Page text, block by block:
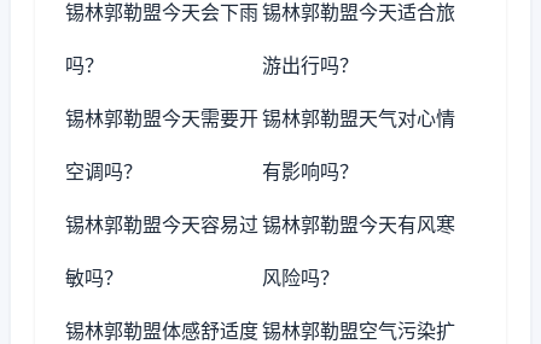
锡林郭勒盟今天会下雨
吗？
锡林郭勒盟今天适合旅
游出行吗？
锡林郭勒盟今天需要开
空调吗？
锡林郭勒盟天气对心情
有影响吗？
锡林郭勒盟今天容易过
敏吗？
锡林郭勒盟今天有风寒
风险吗？
锡林郭勒盟体感舒适度锡林郭勒盟空气污染扩